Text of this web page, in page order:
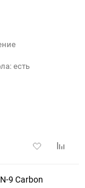
есть
Добавить
9 Carbon